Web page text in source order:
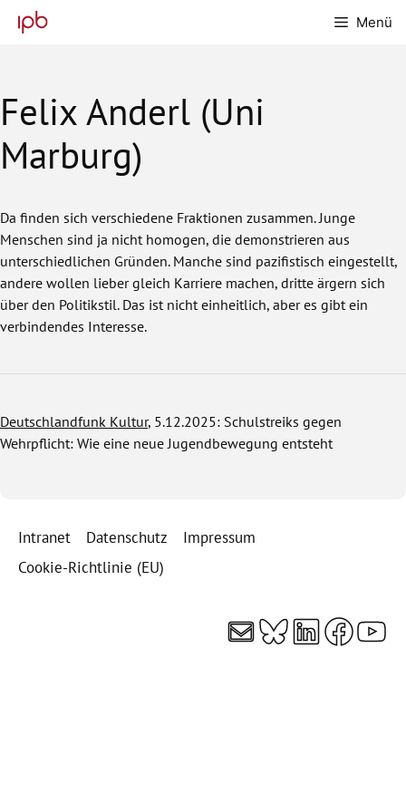
Inhalt
Menü
Felix Anderl (Uni
Marburg)
Da finden sich verschiedene Fraktionen zusammen. Junge
Menschen sind ja nicht homogen, die demonstrieren aus
unterschiedlichen Gründen. Manche sind pazifistisch eingestellt,
andere wollen lieber gleich Karriere machen, dritte ärgern sich
über den Politikstil. Das ist nicht einheitlich, aber es gibt ein
verbindendes Interesse.
Deutschlandfunk Kultur, 5.12.2025: Schulstreiks gegen
Wehrpflicht: Wie eine neue Jugendbewegung entsteht
Intranet Datenschutz
Impressum
Cookie-Richtlinie (EU)
E-MailBluesky